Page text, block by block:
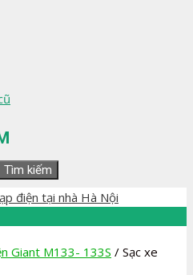
Tìm kiếm
Giant M133- 133S / Sạc xe